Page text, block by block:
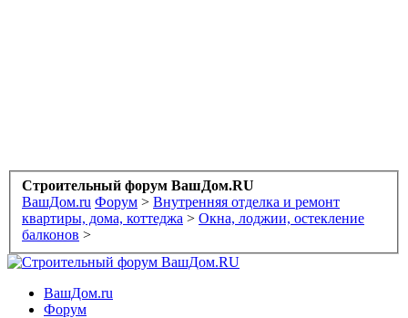
Строительный форум ВашДом.RU
ВашДом.ru Форум > Внутренняя отделка и ремонт
квартиры, дома, коттеджа > Окна, лоджии, остекление
балконов >
ВашДом.ru
Форум